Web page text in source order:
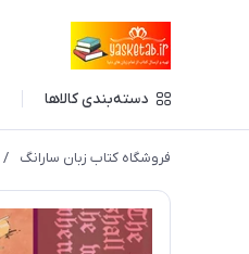
دسته‌بندی کالاها
فروشگاه کتاب زبان سارانگ /